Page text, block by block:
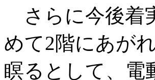
さらに今後着
めて2階にあが
瞑るとして、電